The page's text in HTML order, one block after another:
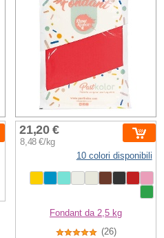
21,20 €
8,48 €/kg
10 colori disponibili
Fondant da 2,5 kg
(26)